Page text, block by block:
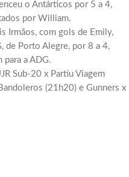
o Antárticos por 5 a 4,
por William.
Irmãos, com gols de Emily,
de Porto Alegre, por 8 a 4,
para a ADG.
Sub-20 x Partiu Viagem
(21h20) e Gunners x